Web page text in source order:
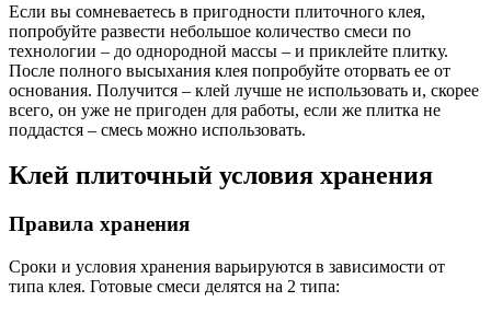
Если вы сомневаетесь в пригодности плиточного клея,
попробуйте развести небольшое количество смеси по
технологии – до однородной массы – и приклейте плитку.
После полного высыхания клея попробуйте оторвать ее от
основания. Получится – клей лучше не использовать и, скорее
всего, он уже не пригоден для работы, если же плитка не
поддастся – смесь можно использовать.
Клей плиточный условия хранения
Правила хранения
Сроки и условия хранения варьируются в зависимости от
типа клея. Готовые смеси делятся на 2 типа: